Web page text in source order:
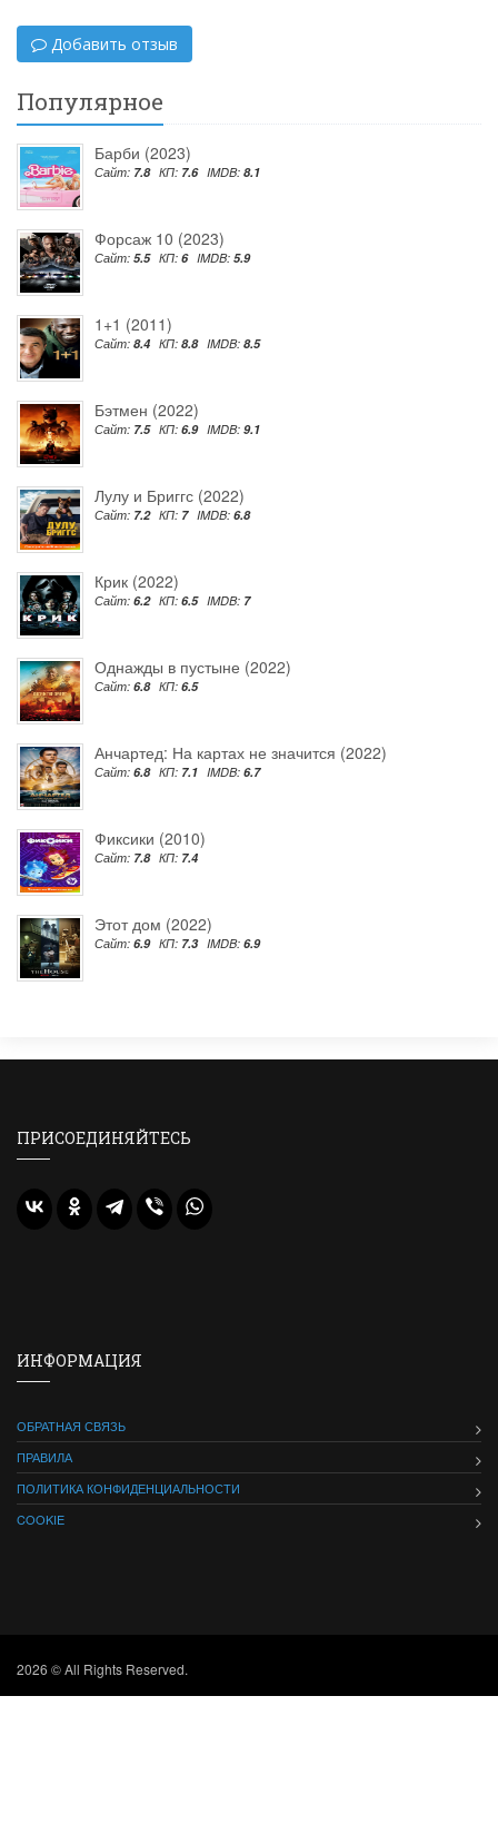
Добавить отзыв
Популярное
Барби (2023)
Сайт: 7.8 КП: 7.6 IMDB: 8.1
Форсаж 10 (2023)
Сайт: 5.5 КП: 6 IMDB: 5.9
1+1 (2011)
Сайт: 8.4 КП: 8.8 IMDB: 8.5
Бэтмен (2022)
Сайт: 7.5 КП: 6.9 IMDB: 9.1
Лулу и Бриггс (2022)
Сайт: 7.2 КП: 7 IMDB: 6.8
Крик (2022)
Сайт: 6.2 КП: 6.5 IMDB: 7
Однажды в пустыне (2022)
Сайт: 6.8 КП: 6.5
Анчартед: На картах не значится (2022)
Сайт: 6.8 КП: 7.1 IMDB: 6.7
Фиксики (2010)
Сайт: 7.8 КП: 7.4
Этот дом (2022)
Сайт: 6.9 КП: 7.3 IMDB: 6.9
ПРИСОЕДИНЯЙТЕСЬ
ИНФОРМАЦИЯ
ОБРАТНАЯ СВЯЗЬ
ПРАВИЛА
ПОЛИТИКА КОНФИДЕНЦИАЛЬНОСТИ
COOKIE
2026 © All Rights Reserved.